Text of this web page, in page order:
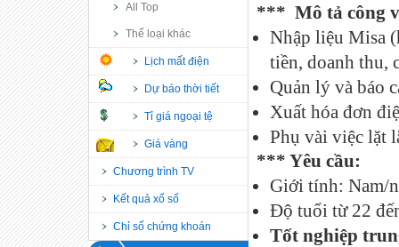
All Top
Thể loại khác
Lịch mất điện
Dự báo thời tiết
Tỉ giá ngoại tệ
Giá vàng
Chương trình TV
Kết quả xổ số
Chỉ số chứng khoán
*** Mô tả công
Nhập liệu Misa
tiền, doanh thu,
Quản lý và báo
Xuất hóa đơn
Phụ vài việc lặt
*** Yêu cầu:
Giới tính: Nam/
Độ tuổi từ 22
Tốt nghiệp